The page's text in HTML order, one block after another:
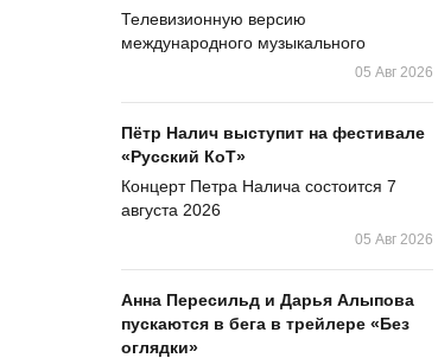
Телевизионную версию
международного музыкального
05 Авг 2026
Пётр Налич выступит на фестивале
«Русский КоТ»
Концерт Петра Налича состоится 7
августа 2026
05 Авг 2026
Анна Пересильд и Дарья Алыпова
пускаются в бега в трейлере «Без
оглядки»